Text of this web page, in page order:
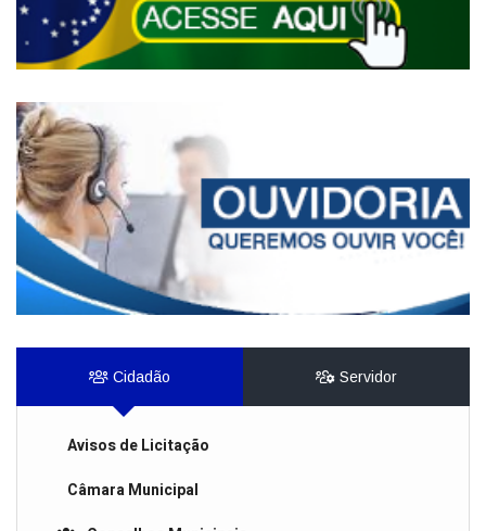
Cidadão Servidor
Avisos de Licitação
Câmara Municipal